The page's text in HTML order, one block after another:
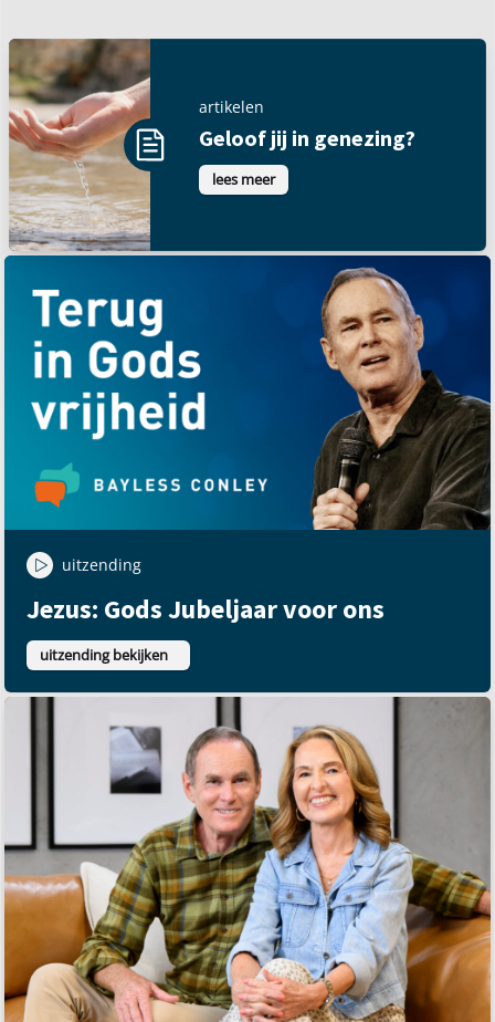
artikelen
Geloof jij in genezing?
lees meer
uitzending
Jezus: Gods Jubeljaar voor ons
uitzending bekijken